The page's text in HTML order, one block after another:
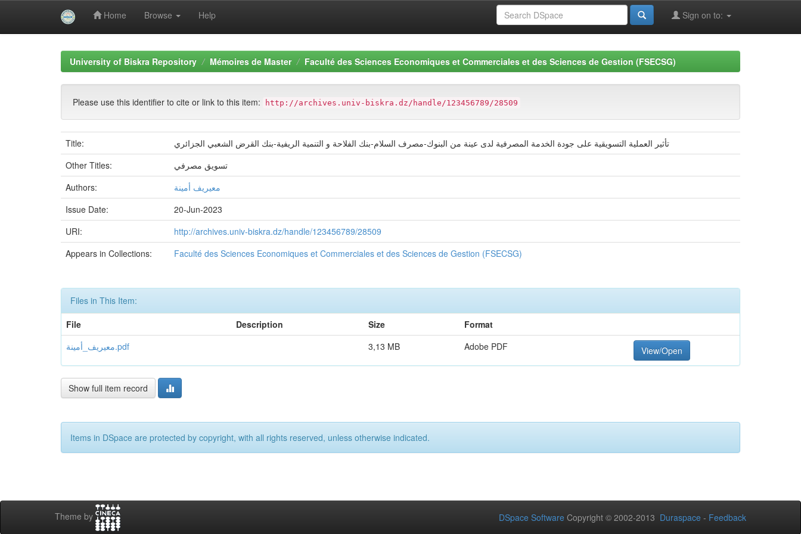
Home Browse Help Sign on to:
University of Biskra Repository Mémoires de Master Faculté des Sciences Economiques et Commerciales et des Sciences de Gestion (FSECSG)
Please use this identifier to cite or link to this item: http://archives.univ-biskra.dz/handle/123456789/28509
Title:
تأثير العملية التسويقية على جودة الخدمة المصرفية لدى عينة من البنوك-مصرف السلام-بنك الفلاحة و التنمية الريفية-بنك القرض الشعبي الجزائري
Other Titles:
تسويق مصرفي
Authors:
معيريف أمينة
Issue Date:
20-Jun-2023
URI:
http://archives.univ-biskra.dz/handle/123456789/28509
Appears in Collections:
Faculté des Sciences Economiques et Commerciales et des Sciences de Gestion (FSECSG)
Files in This Item:
File
Description Size
Format
معيريف_أمينة.pdf
3,13 MB Adobe PDF View/Open
Show full item record
Items in DSpace are protected by copyright, with all rights reserved, unless otherwise indicated.
Theme by DSpace Software Copyright © 2002-2013 Duraspace - Feedback